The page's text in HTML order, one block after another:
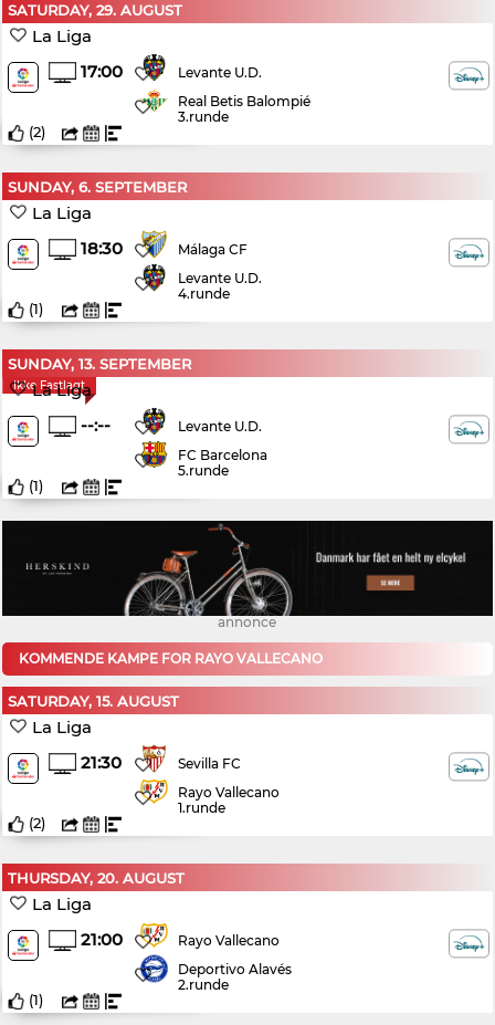
SATURDAY, 29. AUGUST
La Liga
17:00
Levante U.D.
Real Betis Balompié
3.runde
(2)
SUNDAY, 6. SEPTEMBER
La Liga
18:30
Málaga CF
Levante U.D.
4.runde
(1)
SUNDAY, 13. SEPTEMBER
Ikke Fastlagt
La Liga
--:--
Levante U.D.
FC Barcelona
5.runde
(1)
annonce
KOMMENDE KAMPE FOR RAYO VALLECANO
SATURDAY, 15. AUGUST
La Liga
21:30
Sevilla FC
Rayo Vallecano
1.runde
(2)
THURSDAY, 20. AUGUST
La Liga
21:00
Rayo Vallecano
Deportivo Alavés
2.runde
(1)